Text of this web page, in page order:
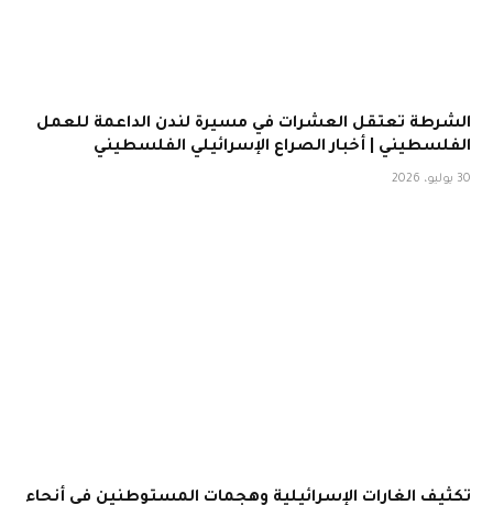
الشرطة تعتقل العشرات في مسيرة لندن الداعمة للعمل
الفلسطيني | أخبار الصراع الإسرائيلي الفلسطيني
30 يوليو، 2026
تكثيف الغارات الإسرائيلية وهجمات المستوطنين في أنحاء